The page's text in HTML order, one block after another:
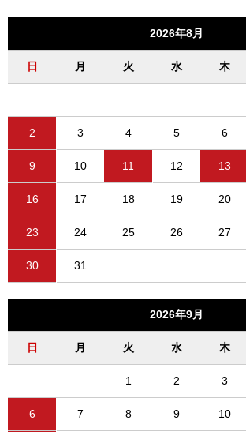
2026年8月
日 月 火 水 木
2 3 4 5 6
9 10 11 12 13
16 17 18 19 20
23 24 25 26 27
30 31
2026年9月
日 月 火 水 木
1 2 3
6 7 8 9 10